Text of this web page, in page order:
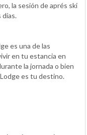
la sesión de aprés ski
días.
es una de las
en tu estancia en
la jornada o bien
es tu destino.